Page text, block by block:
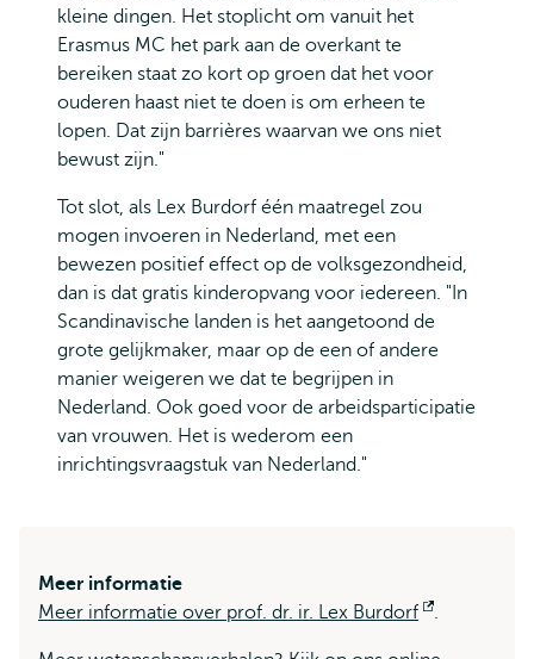
kleine dingen. Het stoplicht om vanuit het
Erasmus MC het park aan de overkant te
bereiken staat zo kort op groen dat het voor
ouderen haast niet te doen is om erheen te
lopen. Dat zijn barrières waarvan we ons niet
bewust zijn."
Tot slot, als Lex Burdorf één maatregel zou
mogen invoeren in Nederland, met een
bewezen positief effect op de volksgezondheid,
dan is dat gratis kinderopvang voor iedereen. "In
Scandinavische landen is het aangetoond de
grote gelijkmaker, maar op de een of andere
manier weigeren we dat te begrijpen in
Nederland. Ook goed voor de arbeidsparticipatie
van vrouwen. Het is wederom een
inrichtingsvraagstuk van Nederland."
Meer informatie
Meer informatie over prof. dr. ir. Lex Burdorf
Opent
.